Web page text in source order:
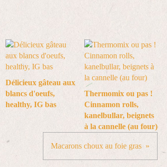
Délicieux gâteau aux
blancs d'oeufs,
healthy, IG bas
Thermomix ou pas !
Cinnamon rolls,
kanelbullar, beignets
à la cannelle (au four)
Macarons choux au foie gras